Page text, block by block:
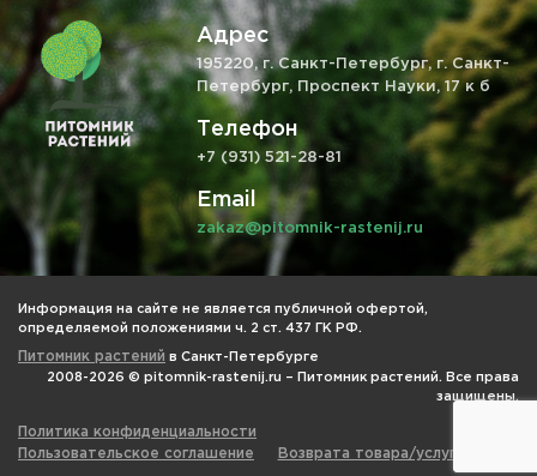
Адрес
195220, г. Санкт-Петербург, г. Санкт-
Петербург, Проспект Науки, 17 к б
Телефон
+7 (931) 521-28-81
Email
zakaz@pitomnik-rastenij.ru
Информация на сайте не является публичной офертой,
определяемой положениями ч. 2 ст. 437 ГК РФ.
Питомник растений в Санкт-Петербурге
2008-2026 © pitomnik-rastenij.ru – Питомник растений. Все права
защищены.
Политика конфиденциальности
Пользовательское соглашение
Возврата товара/услуги